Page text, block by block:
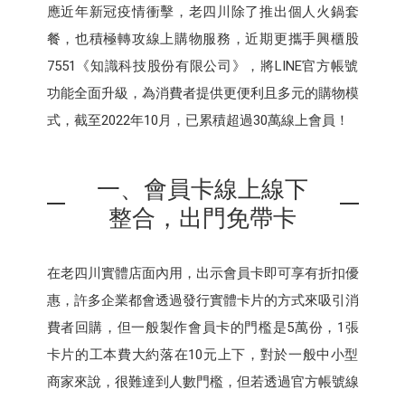
應近年新冠疫情衝擊，老四川除了推出個人火鍋套
餐，也積極轉攻線上購物服務，近期更攜手興櫃股
7551《知識科技股份有限公司》，將LINE官方帳號
功能全面升級，為消費者提供更便利且多元的購物模
式，截至2022年10月，已累積超過30萬線上會員！
一、會員卡線上線下
整合，出門免帶卡
在老四川實體店面內用，出示會員卡即可享有折扣優
惠，許多企業都會透過發行實體卡片的方式來吸引消
費者回購，但一般製作會員卡的門檻是5萬份，1張
卡片的工本費大約落在10元上下，對於一般中小型
商家來說，很難達到人數門檻，但若透過官方帳號線